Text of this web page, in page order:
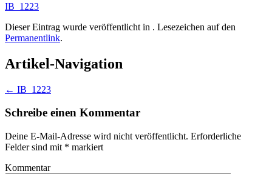
IB_1223
Dieser Eintrag wurde veröffentlicht in . Lesezeichen auf den
Permanentlink.
Artikel-Navigation
← IB_1223
Schreibe einen Kommentar
Deine E-Mail-Adresse wird nicht veröffentlicht. Erforderliche
Felder sind mit * markiert
Kommentar